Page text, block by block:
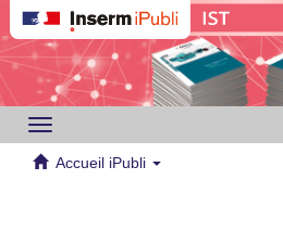
Toggle
navigation
Accueil iPubli